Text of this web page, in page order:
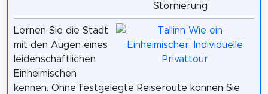
Stornierung
Lernen Sie die Stadt
mit den Augen eines
leidenschaftlichen
Einheimischen
kennen. Ohne festgelegte Reiseroute können Sie